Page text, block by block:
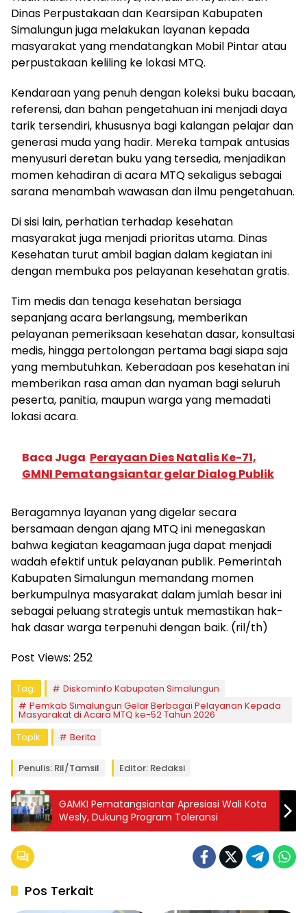
Dinas Perpustakaan dan Kearsipan Kabupaten
Simalungun juga melakukan layanan kepada
masyarakat yang mendatangkan Mobil Pintar atau
perpustakaan keliling ke lokasi MTQ.
Kendaraan yang penuh dengan koleksi buku bacaan,
referensi, dan bahan pengetahuan ini menjadi daya
tarik tersendiri, khususnya bagi kalangan pelajar dan
generasi muda yang hadir. Mereka tampak antusias
menyusuri deretan buku yang tersedia, menjadikan
momen kehadiran di acara MTQ sekaligus sebagai
sarana menambah wawasan dan ilmu pengetahuan.
Di sisi lain, perhatian terhadap kesehatan
masyarakat juga menjadi prioritas utama. Dinas
Kesehatan turut ambil bagian dalam kegiatan ini
dengan membuka pos pelayanan kesehatan gratis.
Tim medis dan tenaga kesehatan bersiaga
sepanjang acara berlangsung, memberikan
pelayanan pemeriksaan kesehatan dasar, konsultasi
medis, hingga pertolongan pertama bagi siapa saja
yang membutuhkan. Keberadaan pos kesehatan ini
memberikan rasa aman dan nyaman bagi seluruh
peserta, panitia, maupun warga yang memadati
lokasi acara.
Baca Juga Perayaan Dies Natalis Ke-71,
GMNI Pematangsiantar gelar Dialog Publik
Beragamnya layanan yang digelar secara
bersamaan dengan ajang MTQ ini menegaskan
bahwa kegiatan keagamaan juga dapat menjadi
wadah efektif untuk pelayanan publik. Pemerintah
Kabupaten Simalungun memandang momen
berkumpulnya masyarakat dalam jumlah besar ini
sebagai peluang strategis untuk memastikan hak-
hak dasar warga terpenuhi dengan baik. (ril/th)
Post Views: 252
Tag:
Diskominfo Kabupaten Simalungun
Pemkab Simalungun Gelar Berbagai Pelayanan Kepada
Masyarakat di Acara MTQ ke-52 Tahun 2026
Topik:
Berita
Penulis: Ril/tamsil Editor: Redaksi
GAMKI Pematangsiantar Apresiasi Wali Kota
Wesly, Dukung Program Toleransi
Pos Terkait